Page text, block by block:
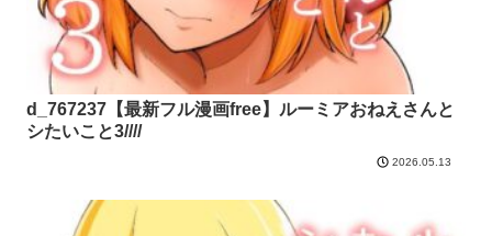
d_767237【最新フル漫画free】ルーミアおねえさんと
シたいこと3////
2026.05.13